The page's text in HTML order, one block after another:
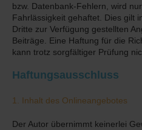
bzw. Datenbank-Fehlern, wird
Fahrlässigkeit gehaftet. Dies gilt
Dritte zur Verfügung gestellten
Beiträge. Eine Haftung für die
kann trotz sorgfältiger Prüfung
Haftungsausschluss
1. Inhalt des Onlineangebotes
Der Autor übernimmt keinerlei